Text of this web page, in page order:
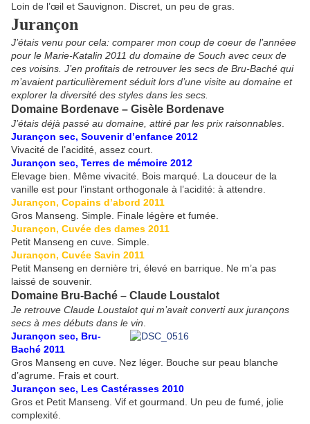
Loin de l’œil et Sauvignon. Discret, un peu de gras.
Jurançon
J’étais venu pour cela: comparer mon coup de coeur de l’annéee
pour le Marie-Katalin 2011 du domaine de Souch avec ceux de
ces voisins. J’en profitais de retrouver les secs de Bru-Baché qui
m’avaient particulièrement séduit lors d’une visite au domaine et
explorer la diversité des styles dans les secs.
Domaine Bordenave – Gisèle Bordenave
J’étais déjà passé au domaine, attiré par les prix raisonnables
Jurançon sec, Souvenir d’enfance 2012
Vivacité de l’acidité, assez court.
Jurançon sec, Terres de mémoire 2012
Elevage bien. Même vivacité. Bois marqué. La douceur de la
vanille est pour l’instant orthogonale à l’acidité: à attendre.
Jurançon, Copains d’abord 2011
Gros Manseng. Simple. Finale légère et fumée.
Jurançon, Cuvée des dames 2011
Petit Manseng en cuve. Simple.
Jurançon, Cuvée Savin 2011
Petit Manseng en dernière tri, élevé en barrique. Ne m’a pas
laissé de souvenir.
Domaine Bru-Baché – Claude Loustalot
Je retrouve Claude Loustalot qui m’avait converti aux jurançons
secs à mes débuts dans le vin
Jurançon sec, Bru-
Baché 2011
Gros Manseng en cuve. Nez léger. Bouche sur peau blanche
d’agrume. Frais et court.
Jurançon sec, Les Castérasses 2010
Gros et Petit Manseng. Vif et gourmand. Un peu de fumé, jolie
complexité.